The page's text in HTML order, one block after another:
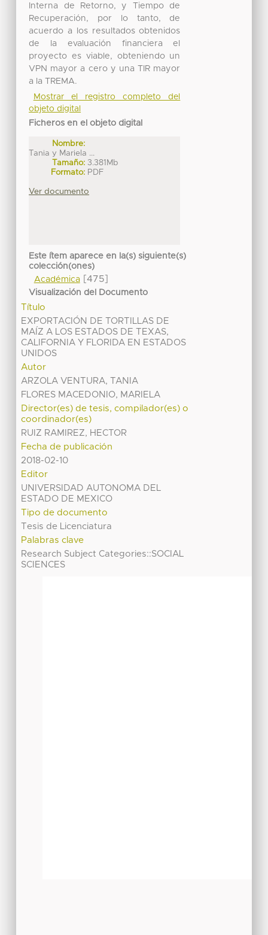
Interna de Retorno, y Tiempo de
Recuperación, por lo tanto, de
acuerdo a los resultados obtenidos
de la evaluación financiera el
proyecto es viable, obteniendo un
VPN mayor a cero y una TIR mayor
a la TREMA.
Mostrar el registro completo del
objeto digital
Ficheros en el objeto digital
Nombre:
Tania y Mariela ...
Tamaño: 3.381Mb
Formato: PDF
Ver documento
Este ítem aparece en la(s) siguiente(s)
colección(ones)
Académica[475]
Visualización del Documento
Título
EXPORTACIÓN DE TORTILLAS DE
MAÍZ A LOS ESTADOS DE TEXAS,
CALIFORNIA Y FLORIDA EN ESTADOS
UNIDOS
Autor
ARZOLA VENTURA, TANIA
FLORES MACEDONIO, MARIELA
Director(es) de tesis, compilador(es) o
coordinador(es)
RUIZ RAMIREZ, HECTOR
Fecha de publicación
2018-02-10
Editor
UNIVERSIDAD AUTONOMA DEL
ESTADO DE MEXICO
Tipo de documento
Tesis de Licenciatura
Palabras clave
Research Subject Categories::SOCIAL
SCIENCES